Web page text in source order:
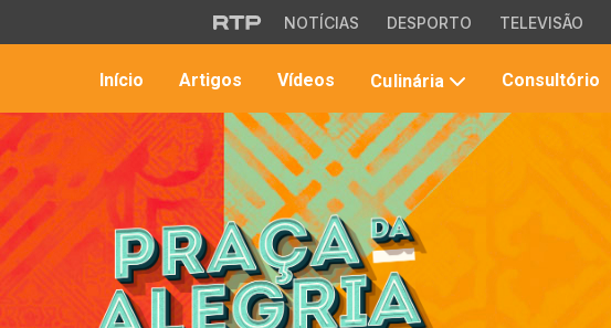
Saltar para o conteúdo principal
NOTÍCIAS DESPORTO TELEVISÃO
Início Artigos Vídeos Culinária Consultório